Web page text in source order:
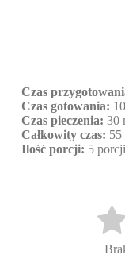
————–
Czas
Czas gotowania:
Czas pieczenia: 30
Całkowity czas: 55
Ilość porcji: 5 porcji